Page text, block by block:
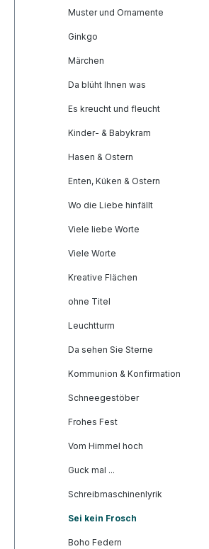
Muster und Ornamente
Ginkgo
Märchen
Da blüht Ihnen was
Es kreucht und fleucht
Kinder- & Babykram
Hasen & Ostern
Enten, Küken & Ostern
Wo die Liebe hinfällt
Viele liebe Worte
Viele Worte
Kreative Flächen
ohne Titel
Leuchtturm
Da sehen Sie Sterne
Kommunion & Konfirmation
Schneegestöber
Frohes Fest
Vom Himmel hoch
Guck mal ...
Schreibmaschinenlyrik
Sei kein Frosch
Boho Federn